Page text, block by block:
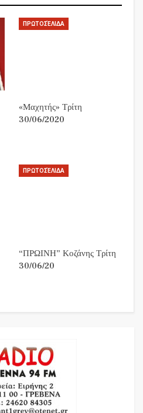
ΠΡΩΤΟΣΈΛΙΔΑ
«Μαχητής» Τρίτη
30/06/2020
ΠΡΩΤΟΣΈΛΙΔΑ
“ΠΡΩΙΝΗ” Κοζάνης Τρίτη
30/06/20